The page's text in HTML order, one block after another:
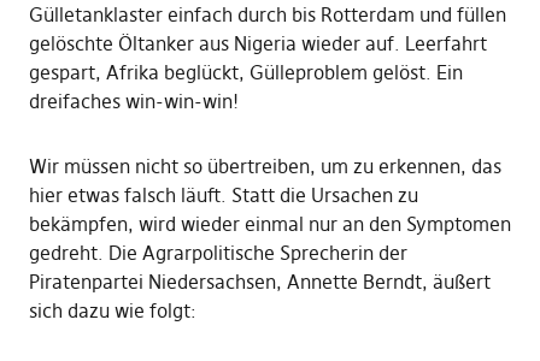
Gülletanklaster einfach durch bis Rotterdam und füllen
gelöschte Öltanker aus Nigeria wieder auf. Leerfahrt
gespart, Afrika beglückt, Gülleproblem gelöst. Ein
dreifaches win-win-win!
Wir müssen nicht so übertreiben, um zu erkennen, das
hier etwas falsch läuft. Statt die Ursachen zu
bekämpfen, wird wieder einmal nur an den Symptomen
gedreht. Die Agrarpolitische Sprecherin der
Piratenpartei Niedersachsen, Annette Berndt, äußert
sich dazu wie folgt: